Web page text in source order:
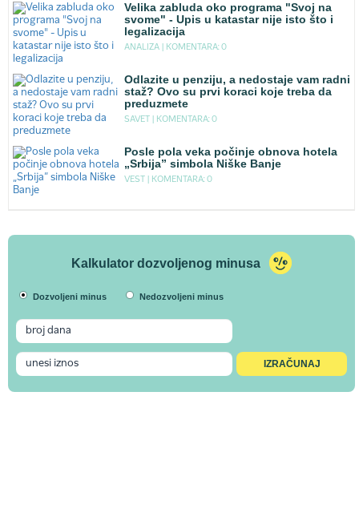
Velika zabluda oko programa "Svoj na
svome" - Upis u katastar nije isto što i
legalizacija
ANALIZA | KOMENTARA: 0
Odlazite u penziju, a nedostaje vam radni
staž? Ovo su prvi koraci koje treba da
preduzmete
SAVET | KOMENTARA: 0
Posle pola veka počinje obnova hotela
„Srbija” simbola Niške Banje
VEST | KOMENTARA: 0
Kalkulator dozvoljenog minusa
Dozvoljeni minus Nedozvoljeni minus